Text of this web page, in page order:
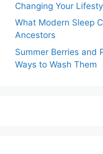
Changing Your
What Modern Sleep
Ancestors
Summer Berries and
Ways to Wash Them